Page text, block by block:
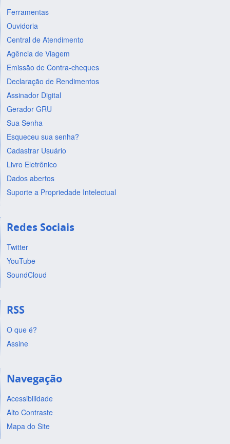
Ferramentas
Ouvidoria
Central de Atendimento
Agência de Viagem
Emissão de Contra-cheques
Declaração de Rendimentos
Assinador Digital
Gerador GRU
Sua Senha
Esqueceu sua senha?
Cadastrar Usuário
Livro Eletrônico
Dados abertos
Suporte a Propriedade Intelectual
Redes Sociais
Twitter
YouTube
SoundCloud
RSS
O que é?
Assine
Navegação
Acessibilidade
Alto Contraste
Mapa do Site